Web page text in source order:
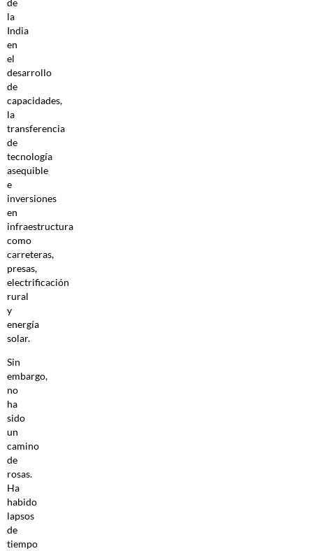
de
la
India
en
el
desarrollo
de
capacidades,
la
transferencia
de
tecnología
asequible
e
inversiones
en
infraestructura
como
carreteras,
presas,
electrificación
rural
y
energía
solar.
Sin
embargo,
no
ha
sido
un
camino
de
rosas.
Ha
habido
lapsos
de
tiempo